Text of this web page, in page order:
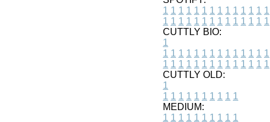
1 1 1 1 1 1 1 1 1 1 1 1 1 1
1 1 1 1 1 1 1 1 1 1 1 1 1 1
CUTTLY BIO:
1
1 1 1 1 1 1 1 1 1 1 1 1 1 1
1 1 1 1 1 1 1 1 1 1 1 1 1 1
CUTTLY OLD:
1
1 1 1 1 1 1 1 1 1 1
MEDIUM:
1 1 1 1 1 1 1 1 1 1